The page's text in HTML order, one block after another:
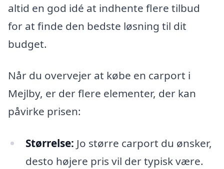
altid en god idé at indhente flere tilbud
for at finde den bedste løsning til dit
budget.
Når du overvejer at købe en carport i
Mejlby, er der flere elementer, der kan
påvirke prisen:
Størrelse: Jo større carport du ønsker,
desto højere pris vil der typisk være.